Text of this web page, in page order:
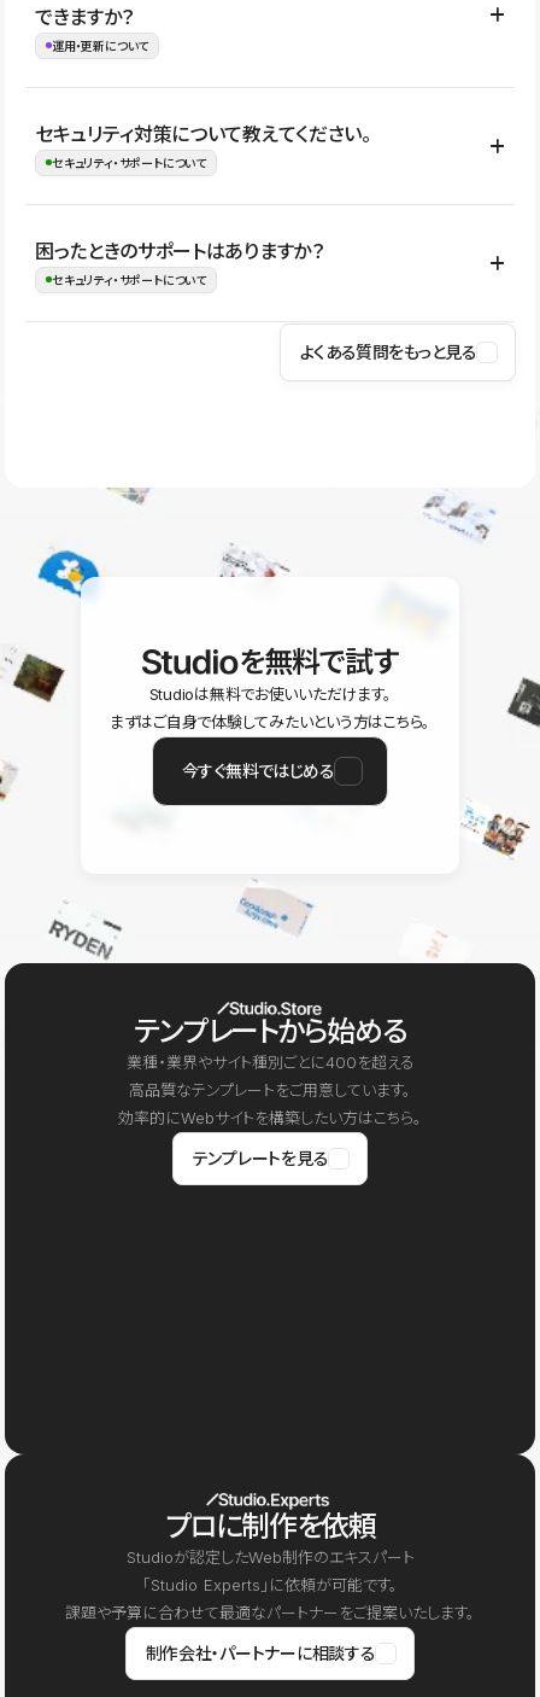
お問合せはこちら
管理の有無などがプランごとに異なります。詳しくは料金プランペ
ージをご覧ください。
できますか？
運用・更新について
はい。CMSやコンポーネントを活用して更新範囲を設計しておく
ことで、デザインを崩しにくい状態で運用できます。 さらにコン
ながらレイアウトに影響を与えずに更新作業を進めやすくなりま
す。
セキュリティ対策について教えてください。
セキュリティ・サポートについて
Studioでは、公開サイトやサービスを安全に利用できるよう、通信
の暗号化、データ保護、アクセス管理、脆弱性対策など、複数の観
はSSL/TLSによる通信暗号化に対応しており、悪質なスクリプトの
困ったときのサポートはありますか？
セキュリティ・サポートについて
操作方法や機能については、ヘルプセンターでご確認いただけま
ユーザー同士で質問・相談できるコミュニティもご利用ください。
よくある質問をもっと見る
を無料で試す
Studioは無料でお使いいただけます。
まずはご自身で体験してみたいという方はこちら。
今すぐ無料ではじめる
テンプレートから始める
業種・業界やサイト種別ごとに400を超える
高品質なテンプレートをご用意しています。
効率的にWebサイトを構築したい方はこちら。
テンプレートを見る
プロに制作を依頼
Studioが認定したWeb制作のエキスパート
「Studio Experts」に依頼が可能です。
課題や予算に合わせて最適なパートナーをご提案いたします。
制作会社・パートナーに相談する